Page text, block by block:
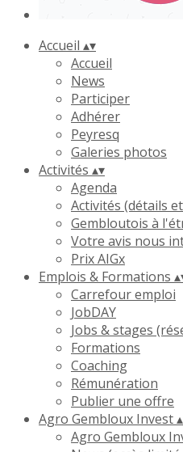
Accueil ▴▾
Accueil
News
Participer
Adhérer
Peyresq
Galeries photos
Activités ▴▾
Agenda
Activités (détails
Gembloutois à
Votre avis nous
Prix AIGx
Emplois & Formations ▴
Carrefour emploi
JobDAY
Jobs & stages
Formations
Coaching
Rémunération
Publier une offre
Agro Gembloux Invest▴
Agro Gembloux